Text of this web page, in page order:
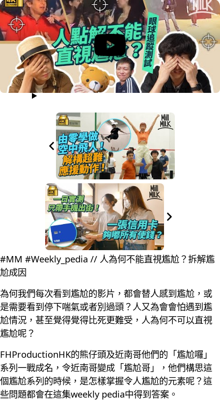
#MM #Weekly_pedia // 人為何不能直視尷尬？拆解尷
尬成因
為何我們每次看到尷尬的影片，都會替人感到尷尬，或
是需要看到停下喘氣或者別過頭？人又為會會怕遇到尷
尬情況，甚至覺得覺得比死更難受，人為何不可以直視
尷尬呢？
FHProductionHK的熊仔頭及近南哥他們的「尷尬囉」
系列一戰成名，令近南哥變成「尷尬哥」，他們構思這
個尷尬系列的時候，是怎樣掌握令人尷尬的元素呢？這
些問題都會在這集weekly pedia中得到答案。